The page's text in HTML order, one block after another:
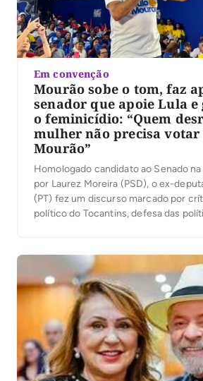
Em convenção
Mourão sobe o tom, faz
senador que apoie Lula
o feminicídio: “Quem
mulher não precisa votar
Mourão”
Homologado candidato ao Senado
por Laurez Moreira (PSD), o ex-
(PT) fez um discurso marcado por
político do Tocantins, defesa das
conclamou os apoiadores a